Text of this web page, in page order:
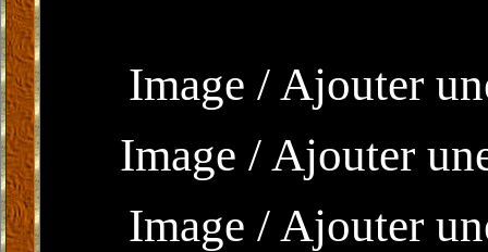
Image / Ajouter
Image / Ajouter
Image / Ajouter